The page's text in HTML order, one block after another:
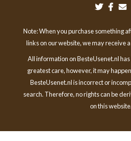
Note: When you purchase something
links on our website, we may receive
All information on BesteUsenet.nl
greatest care, however, it may
BesteUsenet.nl is incorrect or
search. Therefore, no rights can be
on this website.